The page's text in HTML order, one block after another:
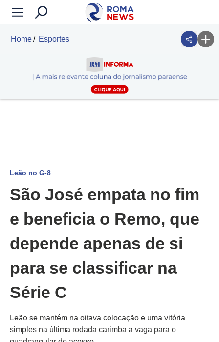
Home Esportes
Leão no G-8
São José empata no fim
e beneficia o Remo, que
depende apenas de si
para se classificar na
Série C
Leão se mantém na oitava colocação e uma vitória
simples na última rodada carimba a vaga para o